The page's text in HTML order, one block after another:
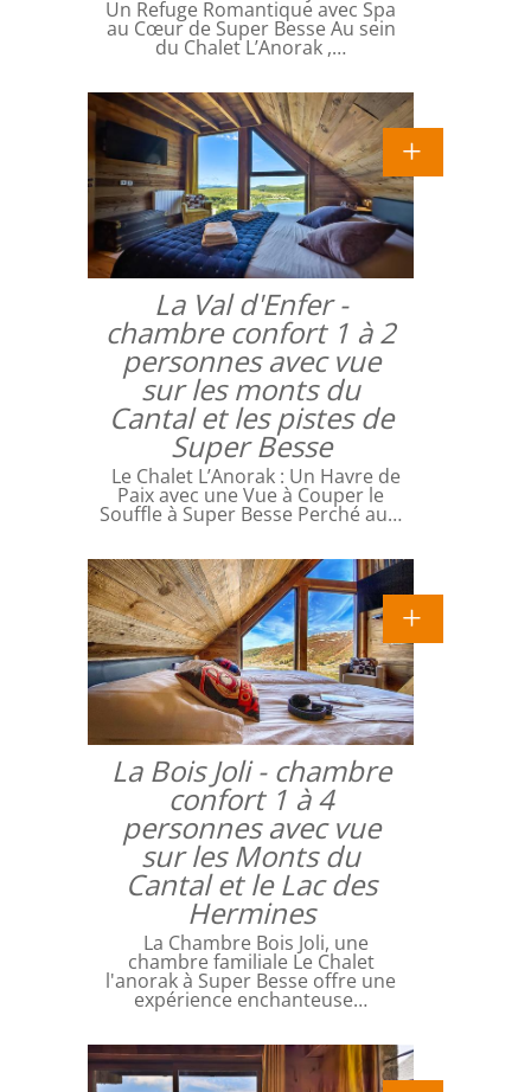
Un Refuge Romantique avec Spa
au Cœur de Super Besse Au sein
du Chalet L’Anorak ,…
La Val d'Enfer -
chambre confort 1 à 2
personnes avec vue
sur les monts du
Cantal et les pistes de
Super Besse
Le Chalet L’Anorak : Un Havre de
Paix avec une Vue à Couper le
Souffle à Super Besse Perché au…
La Bois Joli - chambre
confort 1 à 4
personnes avec vue
sur les Monts du
Cantal et le Lac des
Hermines
La Chambre Bois Joli, une
chambre familiale Le Chalet
l'anorak à Super Besse offre une
expérience enchanteuse…